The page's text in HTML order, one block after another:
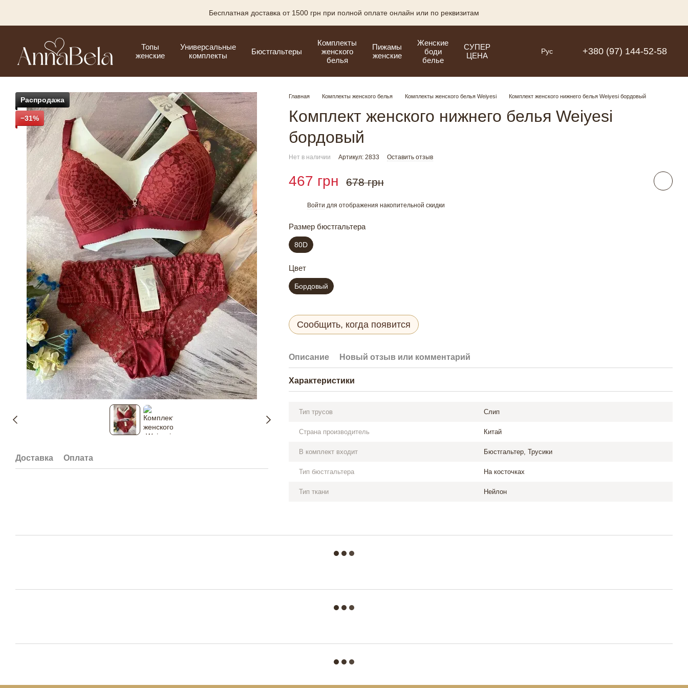
Бесплатная доставка от 1500 грн при полной оплате онлайн или по реквизитам
Топы
женские
Универсальные
комплекты
Бюстгальтеры
Комплекты
женского
белья
Пижамы
женские
Женские
боди
белье
СУПЕР
ЦЕНА
Рус +380 (97) 144-52-58
Распродажа
−31%
Доставка Оплата
Главная Комплекты женского белья Комплекты женского белья Weiyesi Комплект женского нижнего белья Weiyesi бордовый
Комплект женского нижнего белья Weiyesi
бордовый
Нет в наличии Артикул: 2833 Оставить отзыв
467 грн 678 грн
Войти для отображения накопительной скидки
Размер бюстгальтера
80D
Цвет
Бордовый
Сообщить, когда появится
Описание Новый отзыв или комментарий
Характеристики
Тип трусов Слип
Страна производитель Китай
В комплект входит Бюстгальтер, Трусики
Тип бюстгальтера На косточках
Тип ткани Нейлон